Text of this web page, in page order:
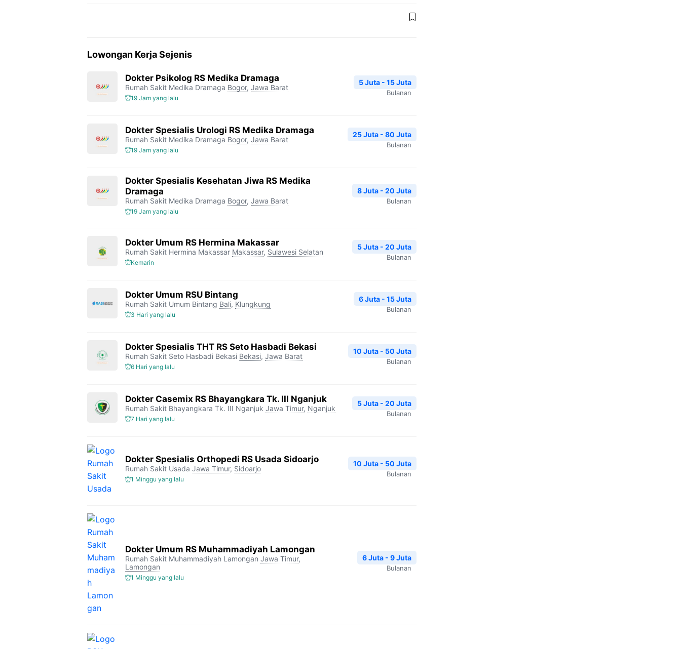
Lowongan Kerja Sejenis
Dokter Psikolog RS Medika Dramaga
Rumah Sakit Medika Dramaga Bogor, Jawa Barat
19 Jam yang lalu
5 Juta - 15 Juta
Bulanan
Dokter Spesialis Urologi RS Medika Dramaga
Rumah Sakit Medika Dramaga Bogor, Jawa Barat
19 Jam yang lalu
25 Juta - 80 Juta
Bulanan
Dokter Spesialis Kesehatan Jiwa RS Medika
Dramaga
Rumah Sakit Medika Dramaga Bogor, Jawa Barat
19 Jam yang lalu
8 Juta - 20 Juta
Bulanan
Dokter Umum RS Hermina Makassar
Rumah Sakit Hermina Makassar Makassar, Sulawesi Selatan
Kemarin
5 Juta - 20 Juta
Bulanan
Dokter Umum RSU Bintang
Rumah Sakit Umum Bintang Bali, Klungkung
3 Hari yang lalu
6 Juta - 15 Juta
Bulanan
Dokter Spesialis THT RS Seto Hasbadi Bekasi
Rumah Sakit Seto Hasbadi Bekasi Bekasi, Jawa Barat
6 Hari yang lalu
10 Juta - 50 Juta
Bulanan
Dokter Casemix RS Bhayangkara Tk. III Nganjuk
Rumah Sakit Bhayangkara Tk. III Nganjuk Jawa Timur, Nganjuk
7 Hari yang lalu
5 Juta - 20 Juta
Bulanan
Dokter Spesialis Orthopedi RS Usada Sidoarjo
Rumah Sakit Usada Jawa Timur, Sidoarjo
1 Minggu yang lalu
10 Juta - 50 Juta
Bulanan
Dokter Umum RS Muhammadiyah Lamongan
Rumah Sakit Muhammadiyah Lamongan Jawa Timur,
Lamongan
1 Minggu yang lalu
6 Juta - 9 Juta
Bulanan